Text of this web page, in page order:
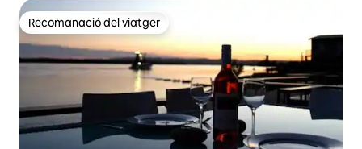
Recomanació del viatger
Recomanació del viatger